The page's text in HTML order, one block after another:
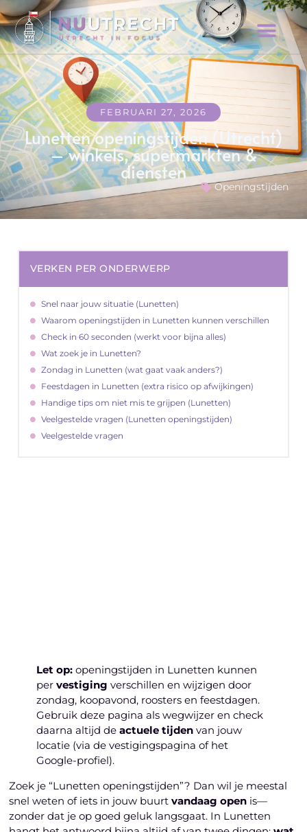
FEBRUARI 27, 2026
Lunetten openingstijden (Utrecht)
– winkels, supermarkten &
diensten
Openingstijden
Let op: openingstijden in Lunetten kunnen
pervestiging verschillen en wijzigen door
zondag, koopavond, roosters en feestdagen.
Gebruik deze pagina als wegwijzer en check
daarna altijd deactuele tijden van jouw
locatie (via de vestigingspagina of het
Google-profiel).
Zoek je “Lunetten openingstijden”? Dan wil je meestal
snel weten of iets in jouw buurtvandaag open is—
zonder dat je op goed geluk langsgaat. In Lunetten
VERKEN PER ONDERWERP
Snel naar jouw situatie (Lunetten)
Waarom openingstijden in Lunetten kunnen verschillen
Check in 60 seconden (werkt voor bijna alles)
Wat zoek je in Lunetten?
Zondag in Lunetten (wat gaat vaak anders?)
Feestdagen in Lunetten (extra risico op afwijkingen)
Handige tips om niet mis te grijpen (Lunetten)
Veelgestelde vragen (Lunetten openingstijden)
Veelgestelde vragen